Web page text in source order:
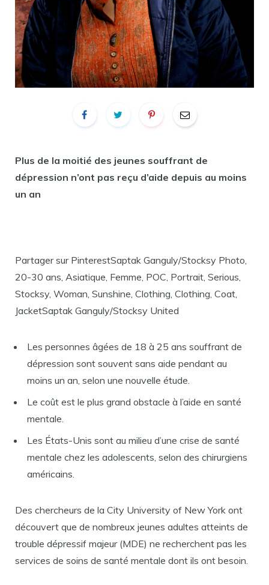
Plus de la moitié des jeunes souffrant de
dépression n’ont pas reçu d’aide depuis au moins
un an
Partager sur PinterestSaptak Ganguly/Stocksy Photo,
20-30 ans, Asiatique, Femme, POC, Portrait, Serious,
Stocksy, Woman, Sunshine, Clothing, Clothing, Coat,
JacketSaptak Ganguly/Stocksy United
Les personnes âgées de 18 à 25 ans souffrant de
dépression sont souvent sans aide pendant au
moins un an, selon une nouvelle étude.
Le coût est le plus grand obstacle à l’aide en santé
mentale.
Les États-Unis sont au milieu d’une crise de santé
mentale chez les adolescents, selon des chirurgiens
américains.
Des chercheurs de la City University of New York ont ​​
découvert que de nombreux jeunes adultes atteints de
trouble dépressif majeur (MDE) ne recherchent pas les
services de soins de santé mentale dont ils ont besoin.